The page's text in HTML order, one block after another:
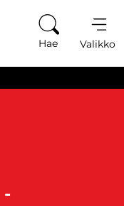
Hae Valikko